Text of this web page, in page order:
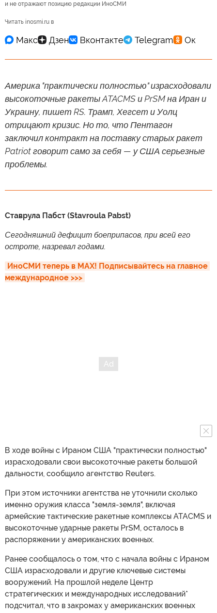
и не отражают позицию редакции ИноСМИ
Читать inosmi.ru в
Америка "практически полностью" израсходовали
высокоточные ракеты ATACMS и PrSM на Иран и
Украину, пишет RS. Трамп, Хегсет и Уолц
отрицают кризис. Но то, что Пентагон
заключил контракт на поставку старых ракет
Patriot говорит само за себя — у США серьезные
проблемы.
Ставрула Пабст (Stavroula Pabst)
Сегодняшний дефицит боеприпасов, при всей его
остроте, назревал годами.
ИноСМИ теперь в MAX! Подписывайтесь на главное
международное >>>
В ходе войны с Ираном США "практически полностью"
израсходовали свои высокоточные ракеты большой
дальности, сообщило агентство Reuters.
При этом источники агентства не уточнили сколько
именно оружия класса "земля-земля", включая
армейские тактические ракетные комплексы ATACMS и
высокоточные ударные ракеты PrSM, осталось в
распоряжении у американских военных.
Ранее сообщалось о том, что с начала войны с Ираном
США израсходовали и другие ключевые системы
вооружений. На прошлой неделе Центр
стратегических и международных исследований*
подсчитал, что в закромах у американских военных